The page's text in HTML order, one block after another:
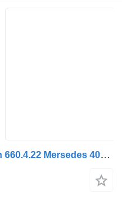
Zadnji most ZF Eaton Neoplan 660.4.22 Mersedes 407. Citara-2.84 DAF-1339G.2.93 2949388. za avtobus Scania